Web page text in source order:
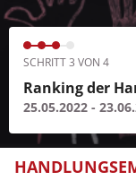
SCHRITT 3 VON 4
Ranking der
25.05.2022 -